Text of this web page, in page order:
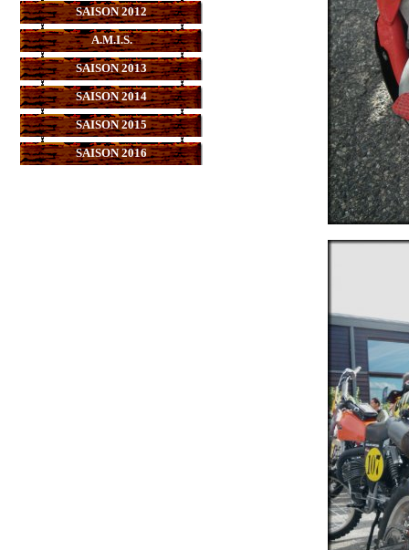
SAISON 2012
A.M.I.S.
SAISON 2013
SAISON 2014
SAISON 2015
SAISON 2016